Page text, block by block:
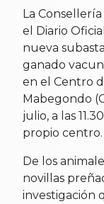
La
el Diario
nueva
ganado
en el Centro
Mabegondo
julio, a las
propio centro.
De los
novillas
investigación